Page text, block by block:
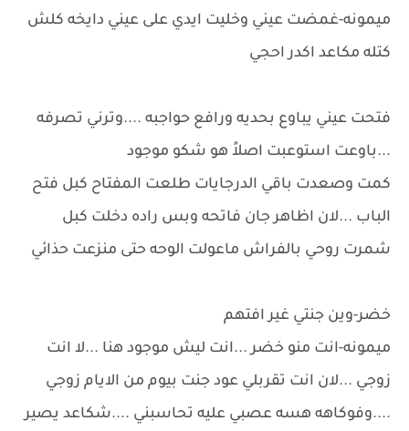
ميمونه-غمضت عيني وخليت ايدي على عيني دايخه كلش
كتله مكاعد اكدر احجي
فتحت عيني يباوع بحديه ورافع حواجبه ....وترني تصرفه
...باوعت استوعبت اصلاً هو شكو موجود
كمت وصعدت باقي الدرجايات طلعت المفتاح كبل فتح
الباب ...لان اظاهر جان فاتحه وبس راده دخلت كبل
شمرت روحي بالفراش ماعولت الوحه حتى منزعت حذائي
خضر-وين جنتي غير افتهم
ميمونه-انت منو خضر ...انت ليش موجود هنا ...لا انت
زوجي ...لان انت تقربلي عود جنت بيوم من الايام زوجي
....وفوكاهه هسه عصبي عليه تحاسبني ....شكاعد يصير